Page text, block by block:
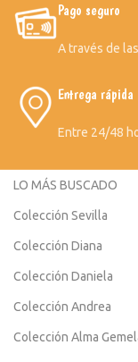
Pago seguro
A través de
Entrega rápida
Entre 24/48
LO MÁS BUSCADO
Colección Sevilla
Colección Diana
Colección Daniela
Colección Andrea
Colección Alma